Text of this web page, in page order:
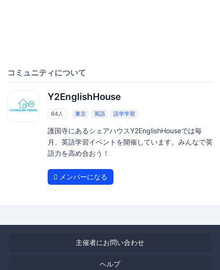
コミュニティについて
Y2EnglishHouse
64人 東京 英語 語学学習
護国寺にあるシェアハウスY2EnglishHouseでは毎
月、英語学習イベントを開催しています。みんなで英
語力を高め合おう！
メンバーになる
主催者にお問い合わせ
ヘルプ